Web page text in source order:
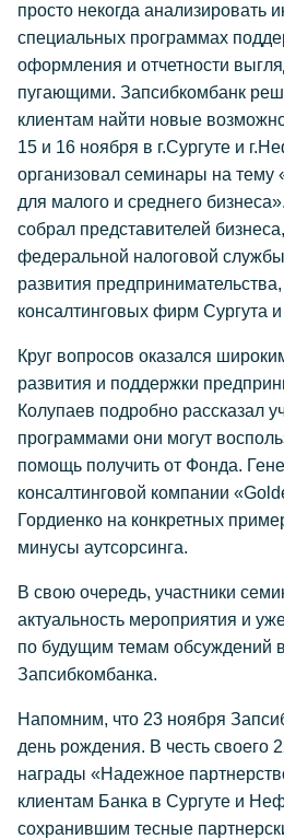
просто некогда анализировать
специальных программах
оформления и отчетности
пугающими. Запсибкомбанк
клиентам найти новые
15 и 16 ноября в г.Сургуте и
организовал семинары на
для малого и среднего
собрал представителей
федеральной налоговой
развития
консалтинговых фирм Сургута
Круг вопросов оказался
развития и поддержки
Колупаев подробно рассказал
программами они могут
помощь получить от Фонда.
консалтинговой компании
Гордиенко на конкретных
минусы аутсорсинга.
В свою очередь, участники
актуальность мероприятия и
по будущим темам обсуждений
Запсибкомбанка.
Напомним, что 23 ноября
день рождения. В честь своего
награды «Надежное
клиентам Банка в Сургуте и
сохранившим тесные